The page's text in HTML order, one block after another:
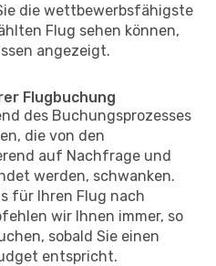
die wettbewerbsfähigste
Flug sehen können,
angezeigt.
Flugbuchung
des Buchungsprozesses
die von den
auf Nachfrage und
werden, schwanken.
für Ihren Flug nach
wir Ihnen immer, so
sobald Sie einen
entspricht.